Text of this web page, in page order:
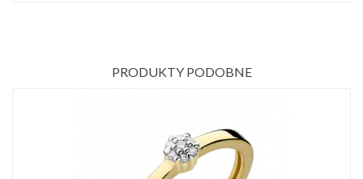
PRODUKTY PODOBNE